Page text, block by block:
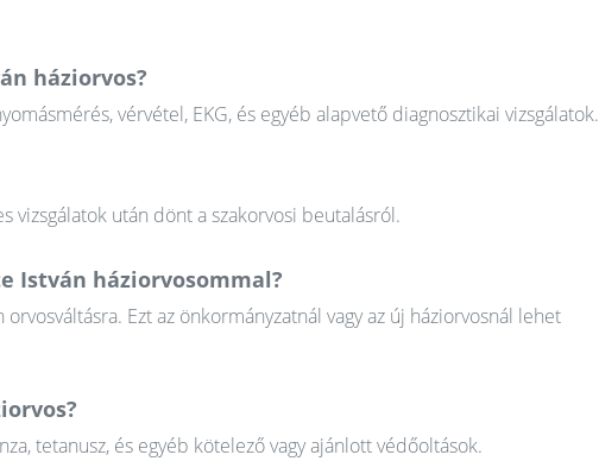
háziorvos?
vérvétel, EKG, és egyéb alapvető diagnosztikai vizsgálatok.
vizsgálatok után dönt a szakorvosi beutalásról.
István háziorvosommal?
Ezt az önkormányzatnál vagy az új háziorvosnál lehet
tetanusz, és egyéb kötelező vagy ajánlott védőoltások.